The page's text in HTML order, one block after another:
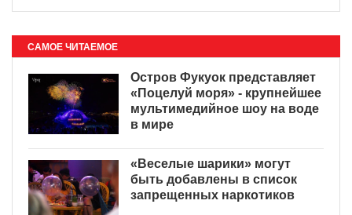
САМОЕ ЧИТАЕМОЕ
Остров Фукуок представляет
«Поцелуй моря» - крупнейшее
мультимедийное шоу на воде
в мире
«Веселые шарики» могут
быть добавлены в список
запрещенных наркотиков